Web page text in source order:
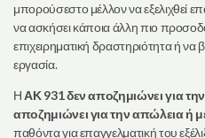
μπορούσεστο μέλλον να εξελιχθεί
να ασκήσει κάποια άλλη πιο
επιχειρηματική δραστηριότητα ή να
εργασία.
ΗΑΚ 931 δεν αποζημιώνει για
αποζημιώνει για την απώλεια ή
παθόντα για επαγγελματική του